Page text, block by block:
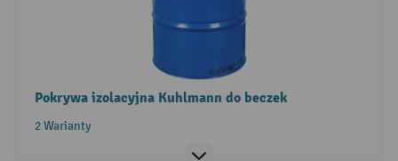
Pokrywa izolacyjna Kuhlmann do beczek
2 Warianty